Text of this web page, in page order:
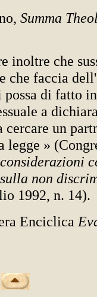
Summa
inoltre che
che faccia
di fatto
a
cercare un
»
non
1992, n. 14).
Enciclica